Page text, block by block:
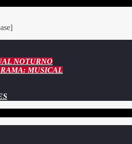
NOTURNO
MUSICAL